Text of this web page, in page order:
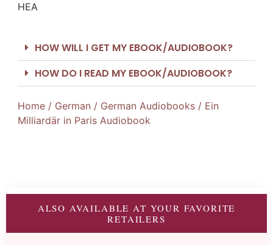
HEA
HOW WILL I GET MY EBOOK/AUDIOBOOK?
HOW DO I READ MY EBOOK/AUDIOBOOK?
Home / German / German Audiobooks / Ein
Milliardär in Paris Audiobook
ALSO AVAILABLE AT YOUR FAVORITE
RETAILERS